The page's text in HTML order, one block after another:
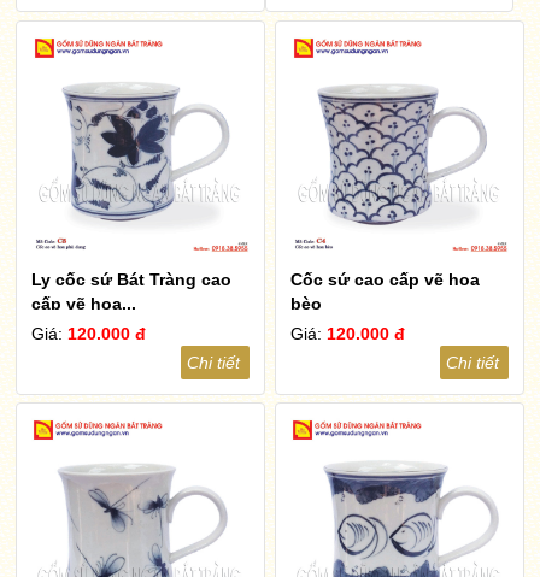
Ly cốc sứ Bát Tràng cao
cấp vẽ hoa...
Giá: 120.000 đ
Chi tiết
Cốc sứ cao cấp vẽ hoa
bèo
Giá: 120.000 đ
Chi tiết